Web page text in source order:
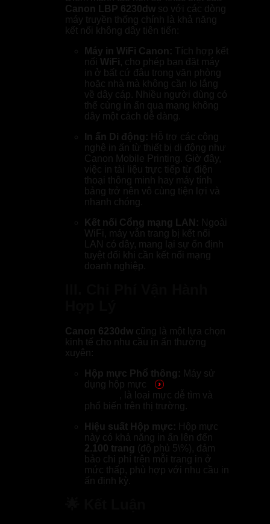
Canon LBP 6230dw so với các dòng
máy truyền thống chính là khả năng
kết nối không dây tiên tiến:
Máy in WiFi Canon: Tích hợp kết
nối WiFi, cho phép bạn đặt máy
in ở bất cứ đâu trong văn phòng
hoặc nhà mà không cần lo lắng
về dây cáp. Nhiều người dùng có
thể cùng in ấn qua mạng không
dây một cách dễ dàng.
In ấn Di động: Hỗ trợ các công
nghệ in ấn từ thiết bị di động như
Canon Mobile Printing. Giờ đây,
việc in tài liệu trực tiếp từ điện
thoại thông minh hay máy tính
bảng trở nên vô cùng tiện lợi và
nhanh chóng.
Kết nối Cổng mạng LAN:
Ngoài
WiFi, máy vẫn trang bị kết nối
LAN có dây, mang lại sự ổn định
tuyệt đối khi cần kết nối mạng
doanh nghiệp.
Canon 6230dw cũng là một lựa chọn
kinh tế cho nhu cầu in ấn thường
xuyên:
Hộp mực Phổ thông: Máy sử
dụng hộp mực
, là loại mực dễ tìm và
phổ biến trên thị trường.
Hiệu suất Hộp mực: Hộp mực
này có khả năng in ấn lên đến
2.100 trang (độ phủ 5\% ), đảm
bảo chi phí trên mỗi trang in ở
mức thấp, phù hợp với nhu cầu in
ấn định kỳ.